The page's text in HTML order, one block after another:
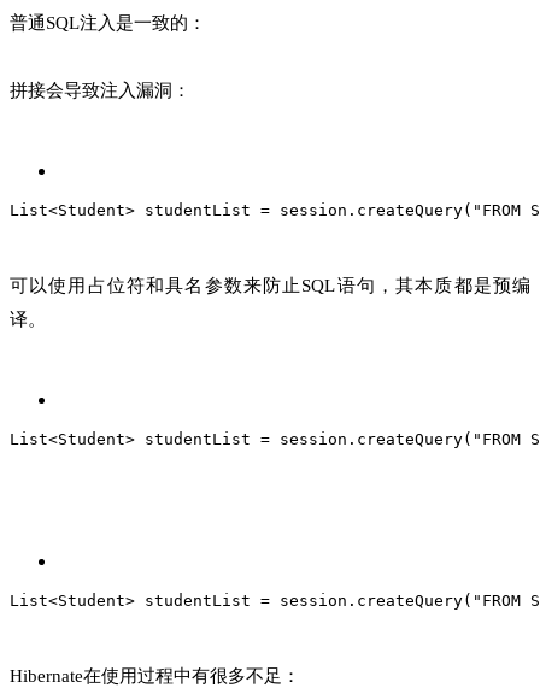
普通SQL注入是一致的：
拼接会导致注入漏洞：
List<Student> studentList =
可以使用占位符和具名参数来防止SQL语句，其本质都是预编
译。
List<Student> studentList =
List<Student> studentList =
Hibernate在使用过程中有很多不足：